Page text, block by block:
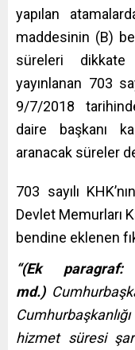
yapılan
maddesinin (B)
süreleri dikkate
yayınlanan 703
9/7/2018
daire başkanı
aranacak süreler
703 sayılı
Devlet Memurları
bendine eklenen
“(Ek
md.)
hizmet süresi